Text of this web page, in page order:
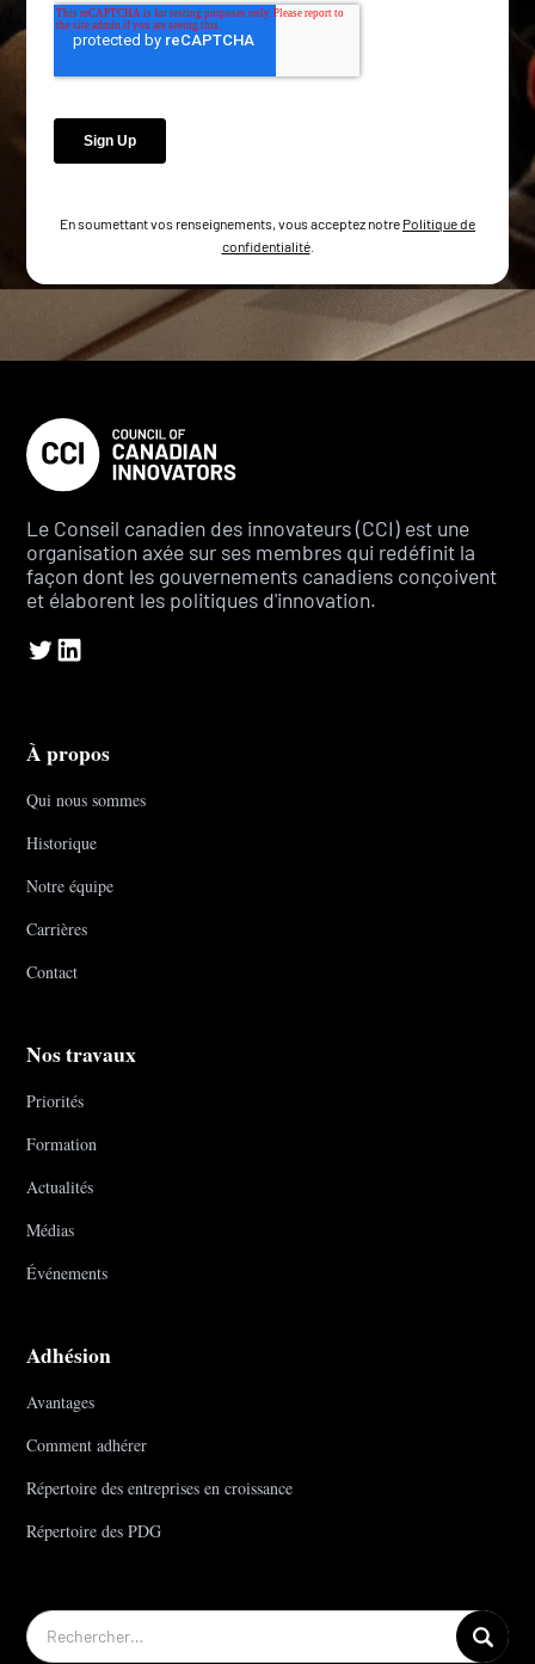
En soumettant vos renseignements, vous acceptez notre Politique de
confidentialité.
Le Conseil canadien des innovateurs (CCI) est une
organisation axée sur ses membres qui redéfinit la
façon dont les gouvernements canadiens conçoivent
et élaborent les politiques d'innovation.
À propos
Qui nous sommes
Historique
Notre équipe
Carrières
Contact
Nos travaux
Priorités
Formation
Actualités
Médias
Événements
Adhésion
Avantages
Comment adhérer
Répertoire des entreprises en croissance
Répertoire des PDG